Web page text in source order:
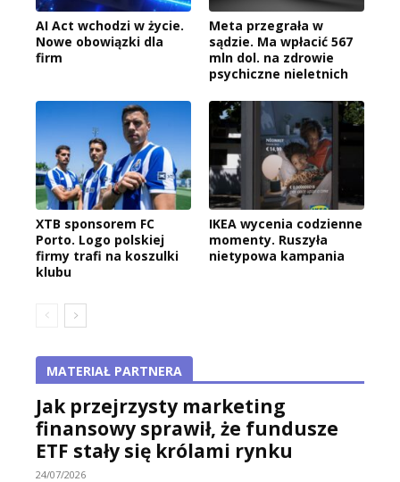
AI Act wchodzi w życie.
Nowe obowiązki dla
firm
Meta przegrała w
sądzie. Ma wpłacić 567
mln dol. na zdrowie
psychiczne nieletnich
XTB sponsorem FC
Porto. Logo polskiej
firmy trafi na koszulki
klubu
IKEA wycenia codzienne
momenty. Ruszyła
nietypowa kampania
MATERIAŁ PARTNERA
Jak przejrzysty marketing
finansowy sprawił, że fundusze
ETF stały się królami rynku
24/07/2026